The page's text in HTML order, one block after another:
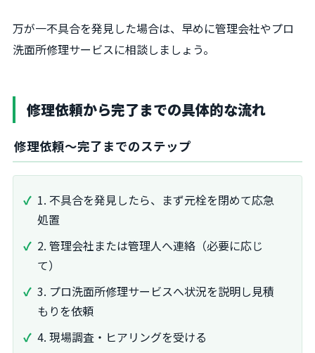
万が一不具合を発見した場合は、早めに管理会社やプロ
洗面所修理サービスに相談しましょう。
修理依頼から完了までの具体的な流れ
修理依頼～完了までのステップ
1. 不具合を発見したら、まず元栓を閉めて応急
処置
2. 管理会社または管理人へ連絡（必要に応じ
て）
3. プロ洗面所修理サービスへ状況を説明し見積
もりを依頼
4. 現場調査・ヒアリングを受ける